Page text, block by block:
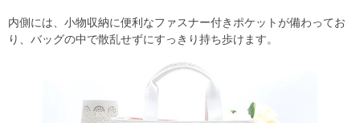
内側には、小物収納に便利なファスナー付きポケットが備わってお
り、バッグの中で散乱せずにすっきり持ち歩けます。